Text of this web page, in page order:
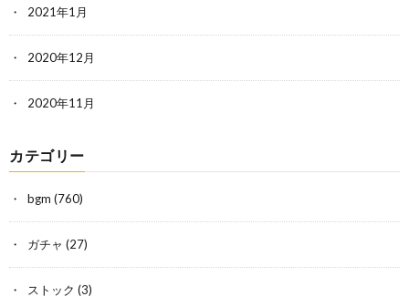
2021年1月
2020年12月
2020年11月
カテゴリー
bgm (760)
ガチャ (27)
ストック (3)